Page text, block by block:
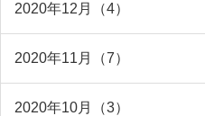
2020年12月（4）
2020年11月（7）
2020年10月（3）